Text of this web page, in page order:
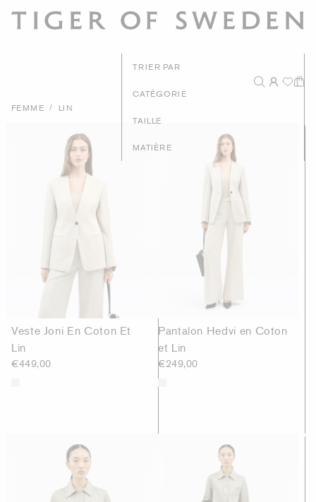
FEMME / LIN
TRIER PAR
Prix - Du plus
CATÉGORIE
TAILLE
MATIÈRE
Veste Joni En Coton Et
Lin
€449,00
Pantalon Hedvi en Coton
et Lin
€249,00